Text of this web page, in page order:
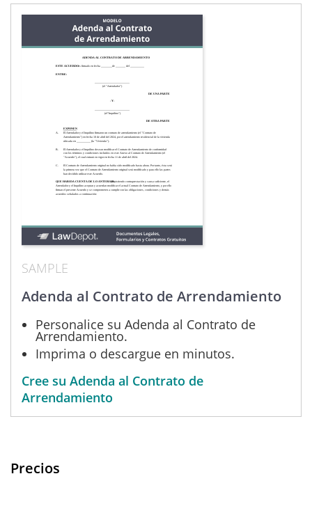
SAMPLE
Adenda al Contrato de Arrendamiento
Personalice su Adenda al Contrato de
Arrendamiento.
Imprima o descargue en minutos.
Cree su Adenda al Contrato de
Arrendamiento
Precios